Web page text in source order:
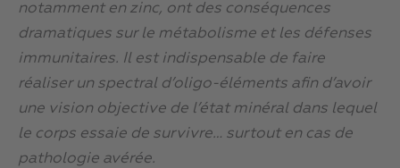
notamment en zinc, ont des conséquences
dramatiques sur le métabolisme et les défenses
immunitaires. Il est indispensable de faire
réaliser un spectral d’oligo-éléments afin d’avoir
une vision objective de l’état minéral dans lequel
le corps essaie de survivre… surtout en cas de
pathologie avérée.